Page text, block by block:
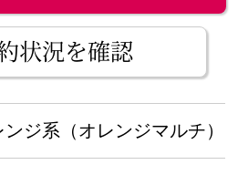
状況を確認
ンジ系（オレンジマルチ）